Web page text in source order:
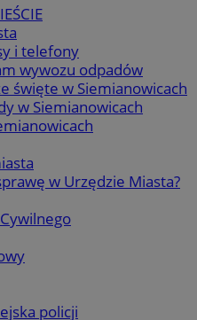
i telefony
wywozu odpadów
święte w Siemianowicach
w Siemianowicach
w Urzędzie Miasta?
policji